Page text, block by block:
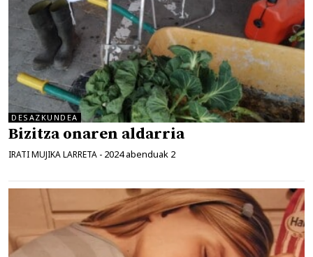
DESAZKUNDEA
Bizitza onaren aldarria
IRATI MUJIKA LARRETA - 2024 abenduak 2